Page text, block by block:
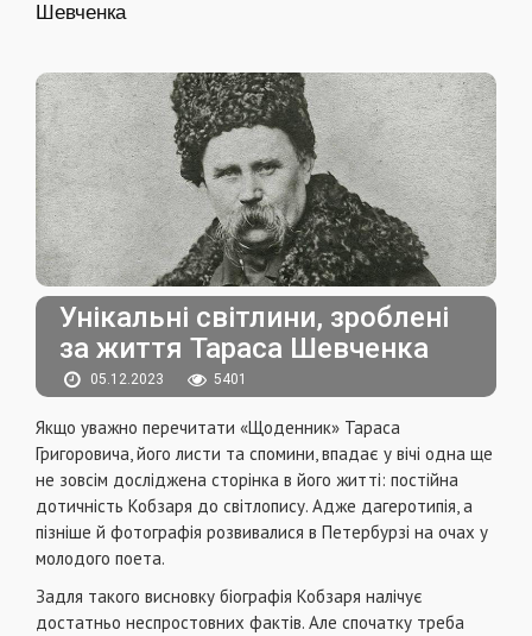
Шевченка
Унікальні світлини, зроблені
за життя Тараса Шевченка
05.12.2023 5401
Якщо уважно перечитати «Щоденник» Тараса
Григоровича, його листи та спомини, впадає у вічі одна ще
не зовсім досліджена сторінка в його житті: постійна
дотичність Кобзаря до світлопису. Адже дагеротипія, а
пізніше й фотографія розвивалися в Петербурзі на очах у
молодого поета.
Задля такого висновку біографія Кобзаря налічує
достатньо неспростовних фактів. Але спочатку треба